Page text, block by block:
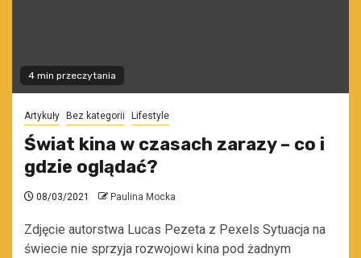
4 min przeczytania
Artykuły Bez kategorii Lifestyle
Świat kina w czasach zarazy – co i
gdzie oglądać?
08/03/2021 Paulina Mocka
Zdjęcie autorstwa Lucas Pezeta z Pexels Sytuacja na
świecie nie sprzyja rozwojowi kina pod żadnym